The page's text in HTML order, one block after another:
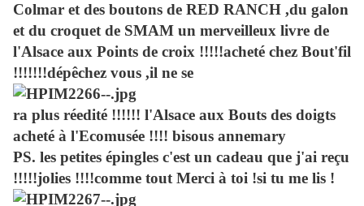
Colmar et des boutons de RED RANCH ,du galon
et du croquet de SMAM un merveilleux livre de
l'Alsace aux Points de croix !!!!!acheté chez Bout'fil
!!!!!!!dépêchez vous ,il ne se
ra plus réedité !!!!!! l'Alsace aux Bouts des doigts
acheté à l'Ecomusée !!!! bisous annemary
PS. les petites épingles c'est un cadeau que j'ai reçu
!!!!!jolies !!!!comme tout Merci à toi !si tu me lis !